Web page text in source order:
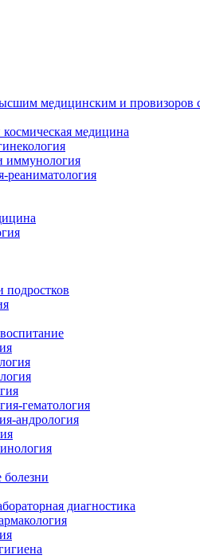
медицинским и
медицина
иммунология
реаниматология
подростков
гематология
андрология
диагностика